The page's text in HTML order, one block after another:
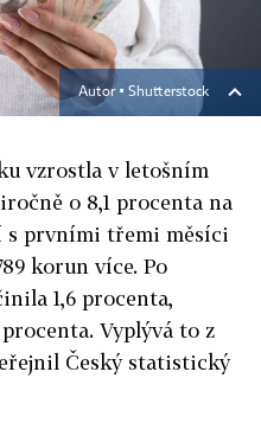
Autor ▪ Shutterstock
vzrostla v letošním
o 8,1 procenta na
s prvními třemi měsíci
korun více. Po
1,6 procenta,
Vyplývá to z
Český statistický